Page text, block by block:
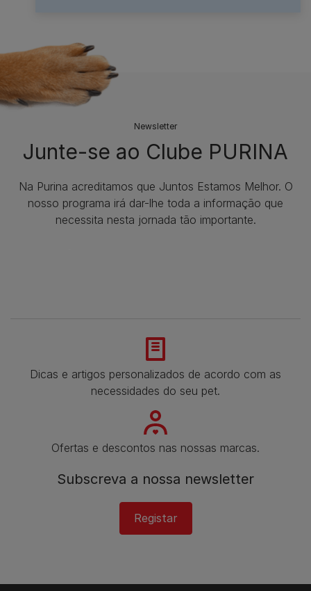
Newsletter
Junte-se ao Clube PURINA
Na Purina acreditamos que Juntos Estamos Melhor. O
nosso programa irá dar-lhe toda a informação que
necessita nesta jornada tão importante.
Dicas e artigos personalizados de acordo com as
necessidades do seu pet.
Ofertas e descontos nas nossas marcas.
Subscreva a nossa newsletter​
Registar